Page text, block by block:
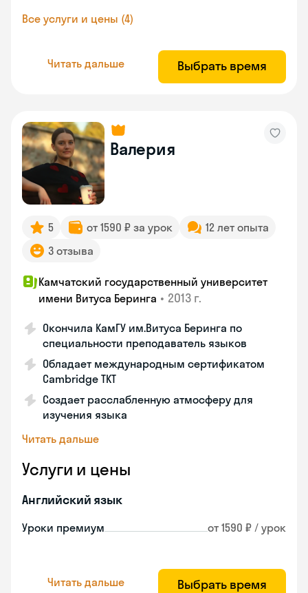
Все услуги и цены (4)
Читать дальше Выбрать время
Валерия
5 от 1590 ₽ за урок
12 лет опыта
3 отзыва
Камчатский государственный университет
имени Витуса Беринга • 2013 г.
Окончила КамГУ им.Витуса Беринга по
специальности преподаватель языков
Обладает международным сертификатом
Cambridge TKT
Создает расслабленную атмосферу для
изучения языка
Читать дальше
Услуги и цены
Английский язык
Уроки премиум от 1590 ₽ / урок
Читать дальше Выбрать время